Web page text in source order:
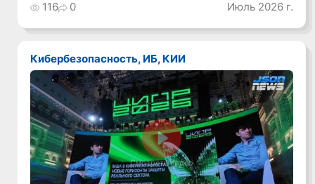
116 0 Июль 2026 г.
Кибербезопасность, ИБ, КИИ
Смотреть видео